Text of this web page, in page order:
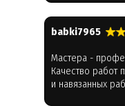
babki7965
Мастера -
Качество работ
и навязанных